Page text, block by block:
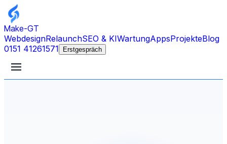
Make-GT
WebdesignRelaunchSEO & KIWartungAppsProjekteBlog
0151 41261571
Erstgespräch